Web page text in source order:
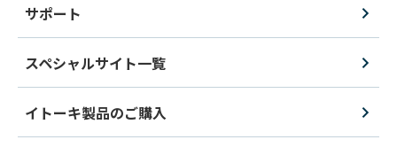
サポート
スペシャルサイト一覧
イトーキ製品のご購入